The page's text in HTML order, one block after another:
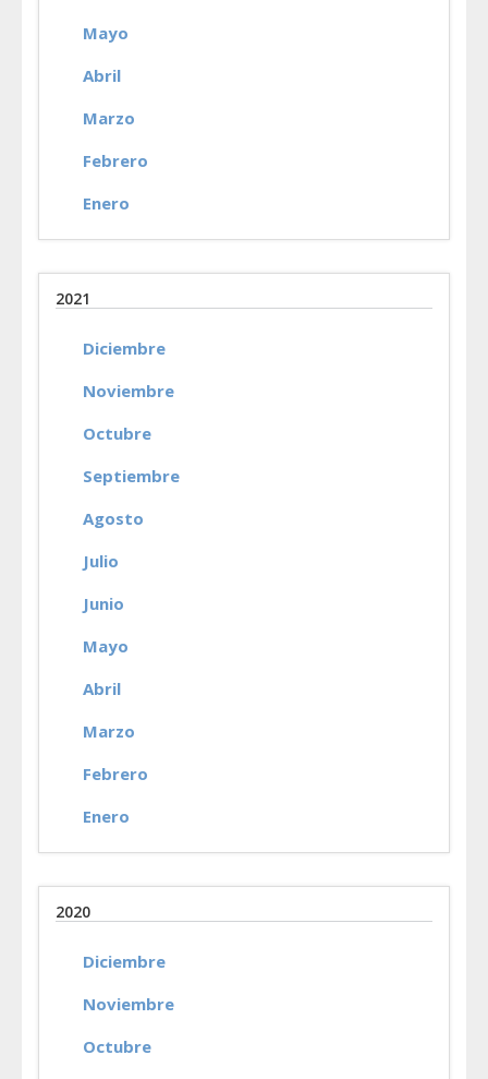
Mayo
Abril
Marzo
Febrero
Enero
2021
Diciembre
Noviembre
Octubre
Septiembre
Agosto
Julio
Junio
Mayo
Abril
Marzo
Febrero
Enero
2020
Diciembre
Noviembre
Octubre